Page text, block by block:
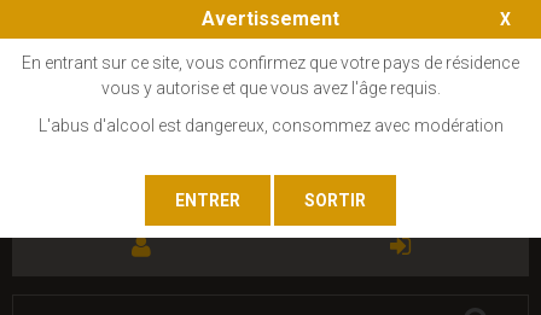
Avertissement
En entrant sur ce site, vous confirmez que votre pays de résidence
vous y autorise et que vous avez l'âge requis.
L'abus d'alcool est dangereux, consommez avec modération